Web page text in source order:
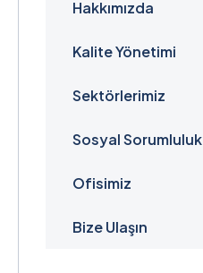
Hakkımızda
Kalite Yönetimi
Sektörlerimiz
Sosyal Sorumluluk
Ofisimiz
Bize Ulaşın